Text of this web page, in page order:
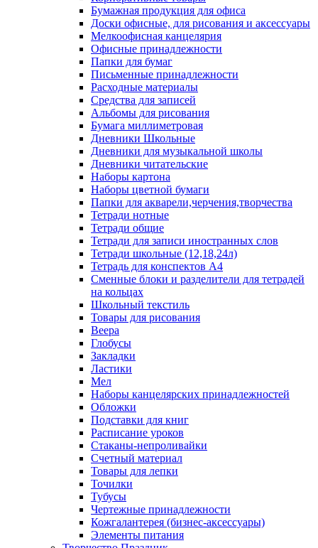
Бумажная продукция для офиса
Доски офисные, для рисования и аксессуары
Мелкоофисная канцелярия
Офисные принадлежности
Папки для бумаг
Письменные принадлежности
Расходные материалы
Средства для записей
Альбомы для рисования
Бумага миллиметровая
Дневники Школьные
Дневники для музыкальной школы
Дневники читательские
Наборы картона
Наборы цветной бумаги
Папки для акварели,черчения,творчества
Тетради нотные
Тетради общие
Тетради для записи иностранных слов
Тетради школьные (12,18,24л)
Тетрадь для конспектов А4
Сменные блоки и разделители для тетрадей
на кольцах
Школьный текстиль
Товары для рисования
Веера
Глобусы
Закладки
Ластики
Мел
Наборы канцелярских принадлежностей
Обложки
Подставки для книг
Расписание уроков
Стаканы-непроливайки
Счетный материал
Товары для лепки
Точилки
Тубусы
Чертежные принадлежности
Кожгалантерея (бизнес-аксессуары)
Элементы питания